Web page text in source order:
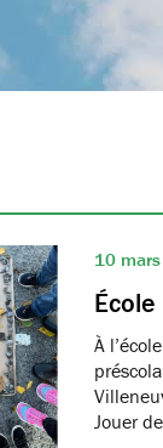
10
À
Jouer